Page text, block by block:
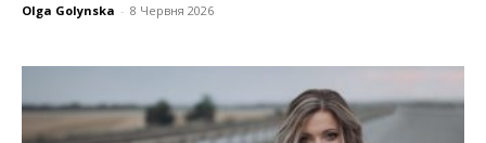
Olga Golynska - 8 Червня 2026